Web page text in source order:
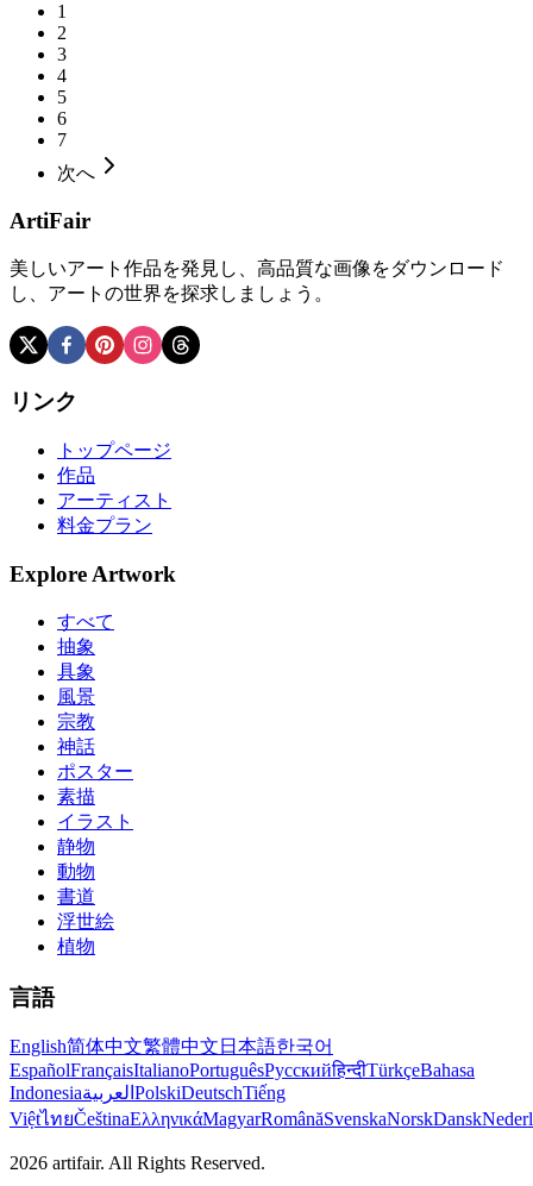
1
2
3
4
5
6
7
次へ
ArtiFair
美しいアート作品を発見し、高品質な画像をダウンロード
し、アートの世界を探求しましょう。
リンク
トップページ
作品
アーティスト
料金プラン
Explore Artwork
すべて
抽象
具象
風景
宗教
神話
ポスター
素描
イラスト
静物
動物
書道
浮世絵
植物
言語
English简体中文繁體中文 日本語한국어
EspañolFrançaisItalianoPortuguêsРусскийहिन्दीTürkçeBahasa
Indonesiaالعربية PolskiDeutschTiếng
ViệtไทยČeštinaΕλληνικάMagyarRomânăSvenskaNorskDansk
2026 artifair. All Rights Reserved.